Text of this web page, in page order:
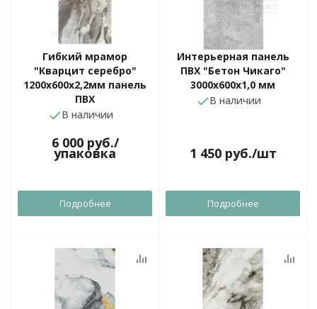
Гибкий мрамор
"Кварцит серебро"
1200х600х2,2мм панель
ПВХ
В наличии
6 000руб./
упаковка
Подробнее
Интерьерная панель
ПВХ "Бетон Чикаго"
3000х600х1,0 мм
В наличии
1 450руб./шт
Подробнее